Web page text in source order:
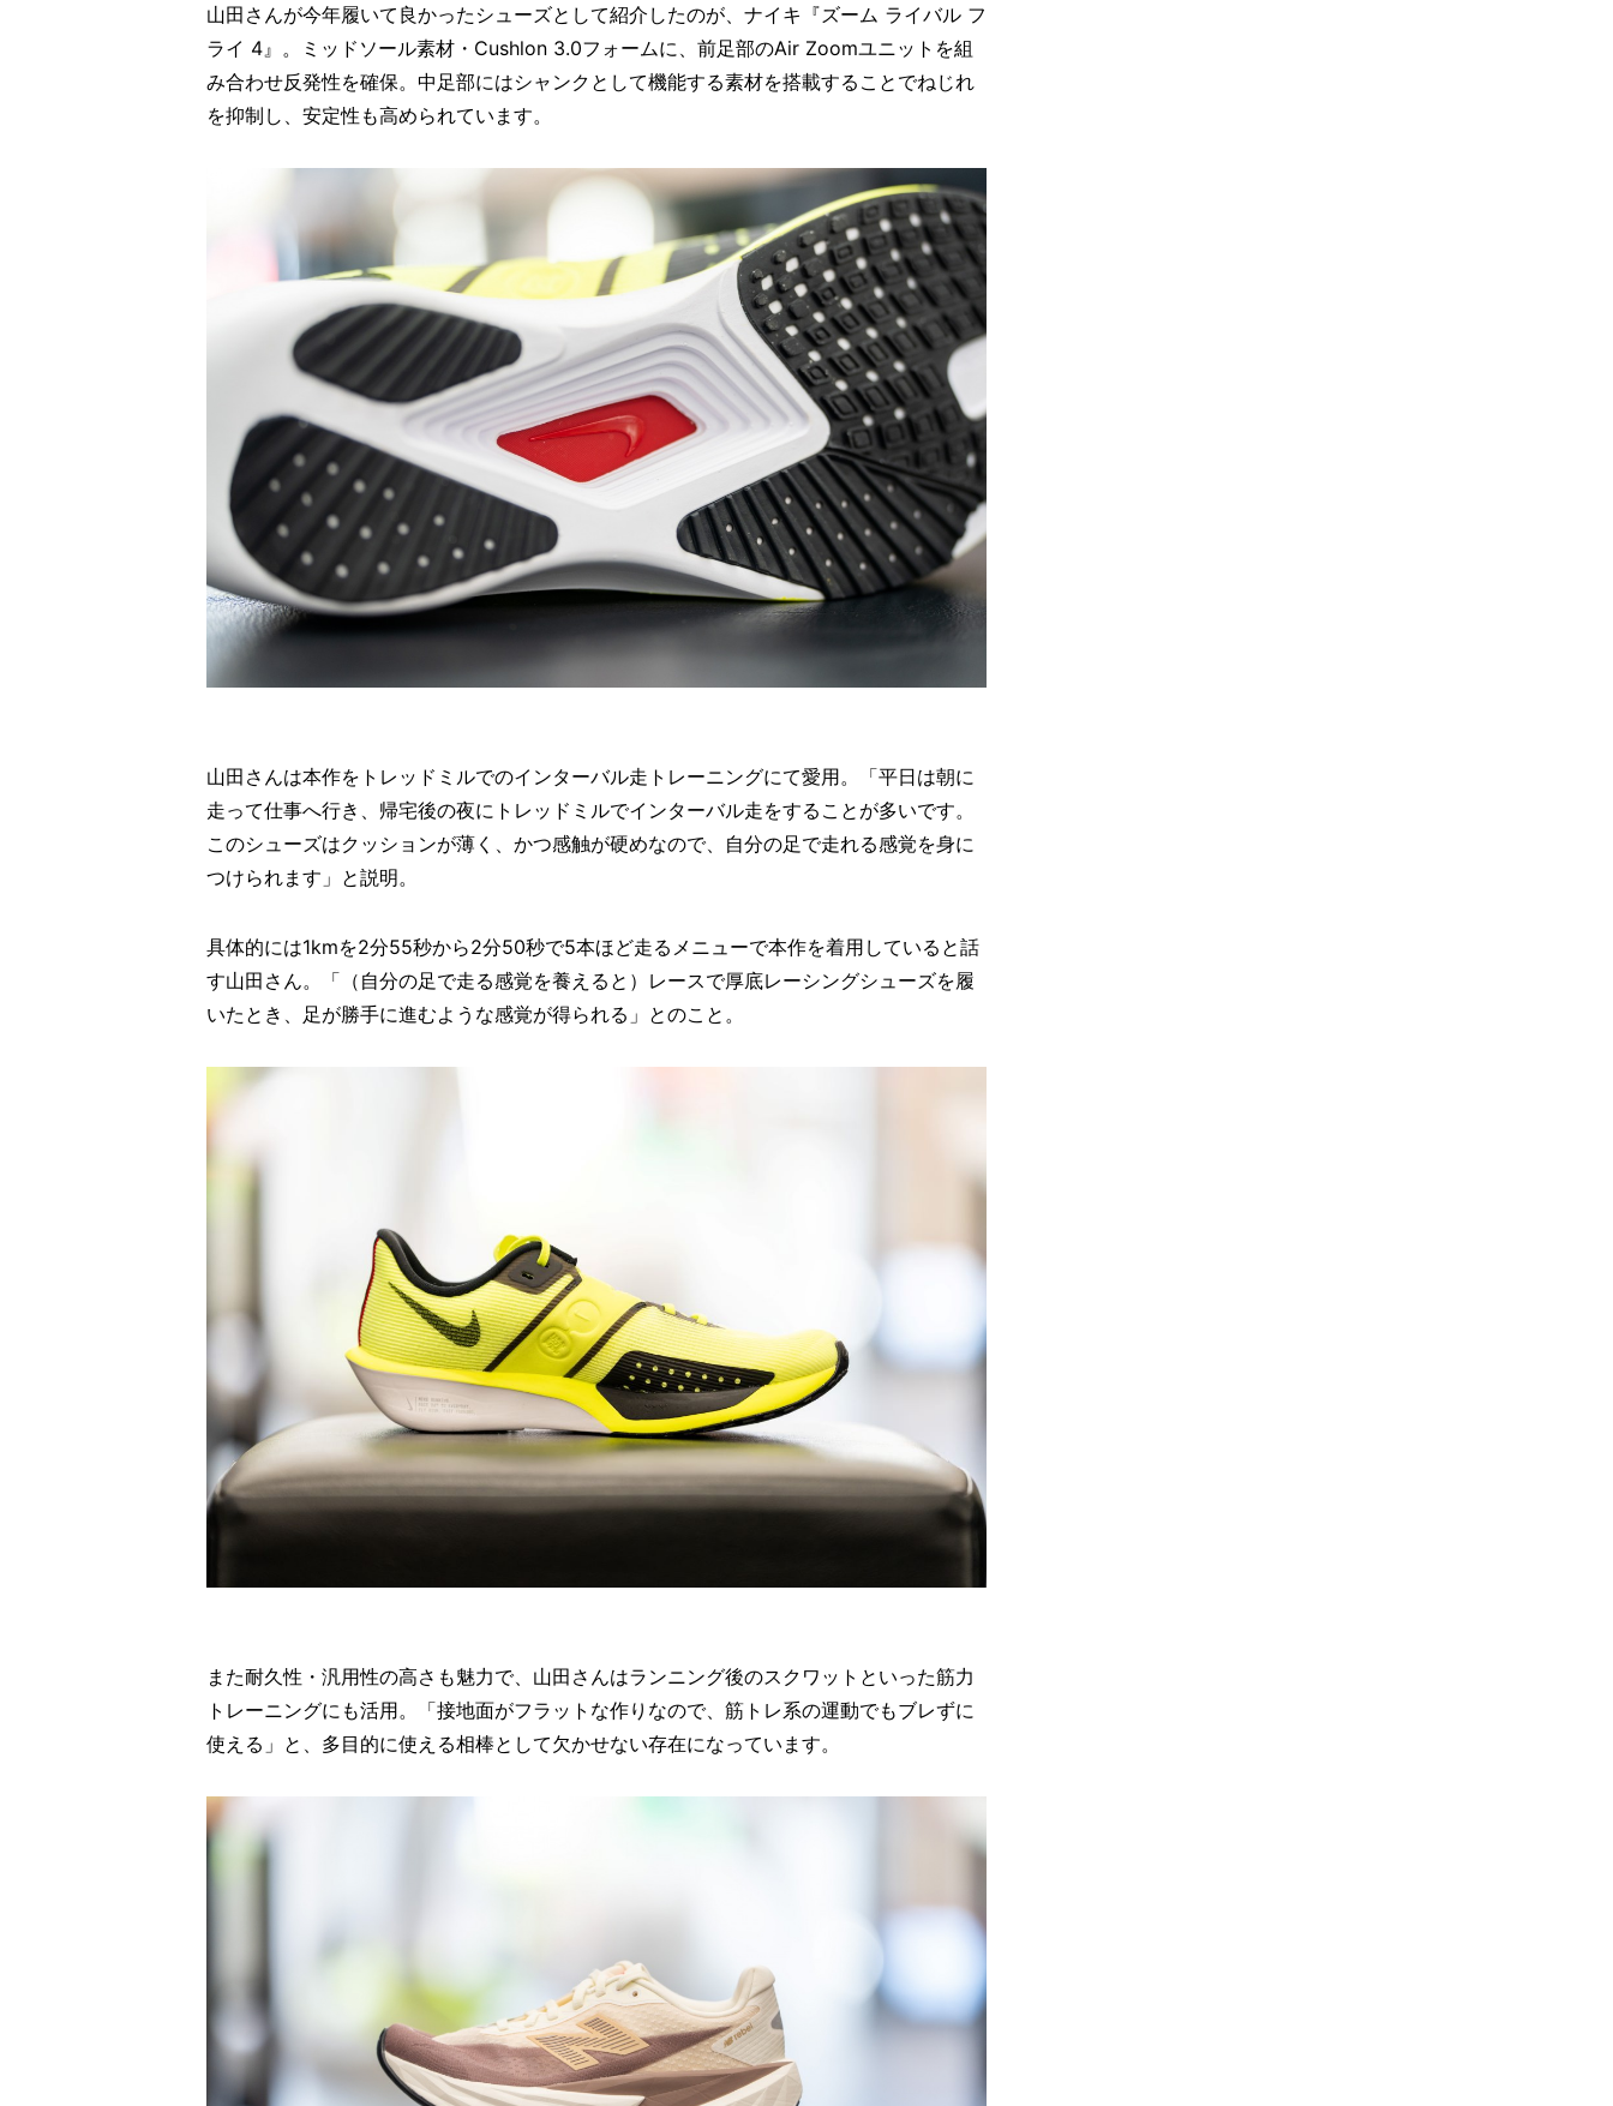
山田さんが今年履いて良かったシューズとして紹介したのが、ナイキ『ズーム ライバル フ
ライ 4』。ミッドソール素材・Cushlon 3.0フォームに、前足部のAir Zoomユニットを組
み合わせ反発性を確保。中足部にはシャンクとして機能する素材を搭載することでねじれ
を抑制し、安定性も高められています。
山田さんは本作をトレッドミルでのインターバル走トレーニングにて愛用。「平日は朝に
走って仕事へ行き、帰宅後の夜にトレッドミルでインターバル走をすることが多いです。
このシューズはクッションが薄く、かつ感触が硬めなので、自分の足で走れる感覚を身に
つけられます」と説明。
具体的には1kmを2分55秒から2分50秒で5本ほど走るメニューで本作を着用していると話
す山田さん。「（自分の足で走る感覚を養えると）レースで厚底レーシングシューズを履
いたとき、足が勝手に進むような感覚が得られる」とのこと。
また耐久性・汎用性の高さも魅力で、山田さんはランニング後のスクワットといった筋力
トレーニングにも活用。「接地面がフラットな作りなので、筋トレ系の運動でもブレずに
使える」と、多目的に使える相棒として欠かせない存在になっています。